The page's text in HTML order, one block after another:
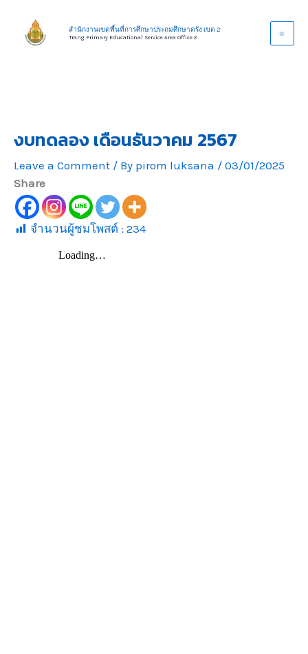
content
สำนักงานเขตพื้นที่การศึกษาประถมศึกษาตรัง เขต 2
Trang Primary Educational Service Area Office 2
งบทดลอง เดือนธันวาคม 2567
Leave a Comment / By pirom luksana / 03/01/2025
Share
จำนวนผู้ชมโพสต์ : 234